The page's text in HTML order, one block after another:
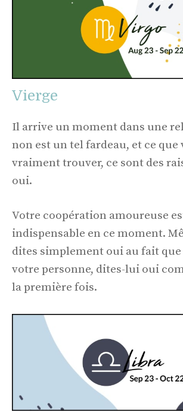
Vierge
Il arrive un moment dans une
non est un tel fardeau, et ce que
vraiment trouver, ce sont des
oui.
Votre coopération amoureuse
indispensable en ce moment.
dites simplement oui au fait que
votre personne, dites-lui oui
la première fois.